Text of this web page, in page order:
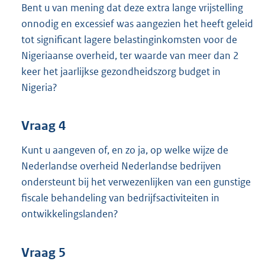
Bent u van mening dat deze extra lange vrijstelling
onnodig en excessief was aangezien het heeft geleid
tot significant lagere belastinginkomsten voor de
Nigeriaanse overheid, ter waarde van meer dan 2
keer het jaarlijkse gezondheidszorg budget in
Nigeria?
Vraag 4
Kunt u aangeven of, en zo ja, op welke wijze de
Nederlandse overheid Nederlandse bedrijven
ondersteunt bij het verwezenlijken van een gunstige
fiscale behandeling van bedrijfsactiviteiten in
ontwikkelingslanden?
Vraag 5